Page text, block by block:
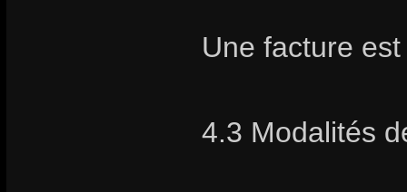
Une facture
4.3 Modalités